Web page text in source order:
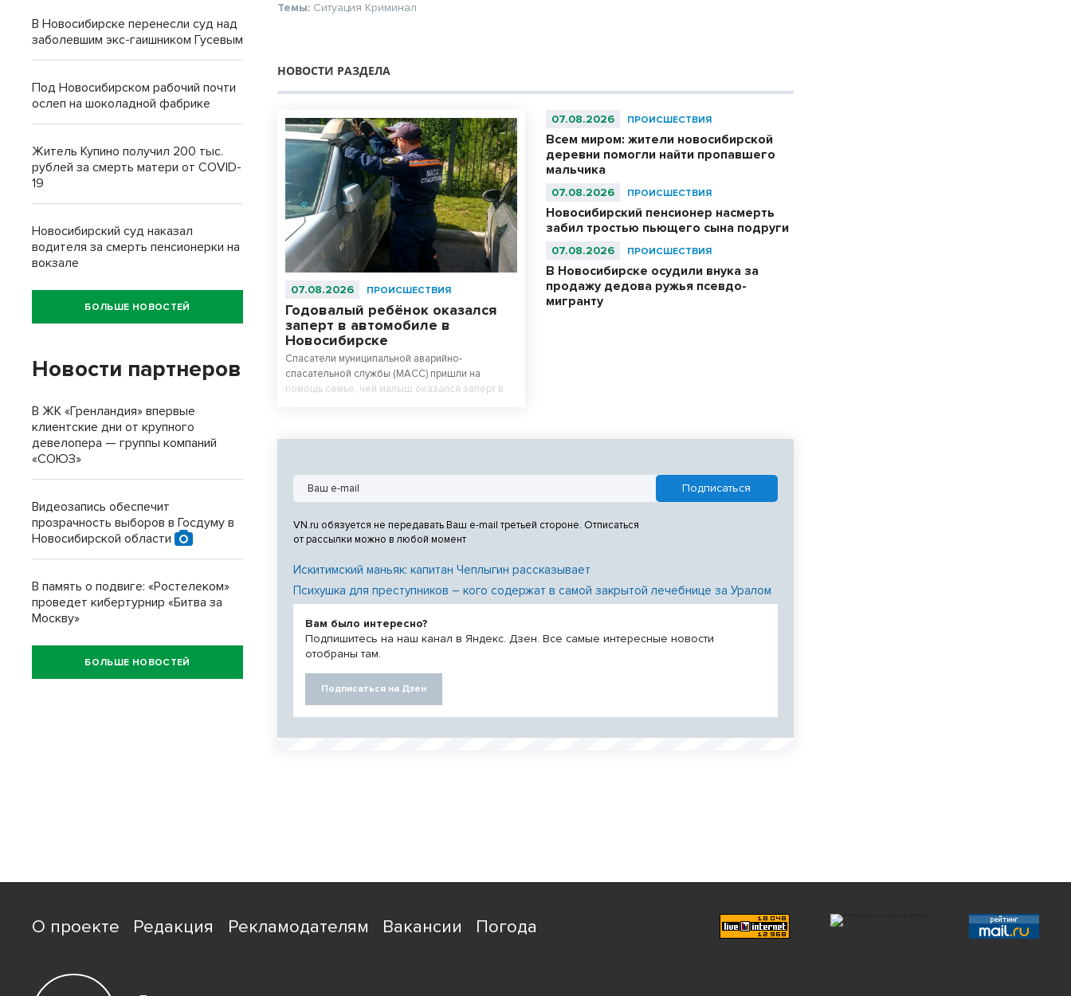
Темы: Ситуация Криминал
НОВОСТИ РАЗДЕЛА
07.08.2026 ПРОИСШЕСТВИЯ
Годовалый ребёнок оказался
заперт в автомобиле в
Новосибирске
Спасатели муниципальной аварийно-
спасательной службы (МАСС) пришли на
помощь семье, чей малыш оказался заперт в
07.08.2026 ПРОИСШЕСТВИЯ
Всем миром: жители новосибирской
деревни помогли найти пропавшего
мальчика
07.08.2026 ПРОИСШЕСТВИЯ
Новосибирский пенсионер насмерть
забил тростью пьющего сына подруги
07.08.2026 ПРОИСШЕСТВИЯ
В Новосибирске осудили внука за
продажу дедова ружья псевдо-
мигранту
VN.ru обязуется не передавать Ваш e-mail третьей стороне. Отписаться
от рассылки можно в любой момент
Искитимский маньяк: капитан Чеплыгин рассказывает
Психушка для преступников – кого содержат в самой закрытой лечебнице за Уралом
Вам было интересно?
Подпишитесь на наш канал в Яндекс. Дзен. Все самые интересные новости
отобраны там.
Подписаться на Дзен
В Новосибирске перенесли суд над
заболевшим экс-гаишником Гусевым
Под Новосибирском рабочий почти
ослеп на шоколадной фабрике
Житель Купино получил 200 тыс.
рублей за смерть матери от COVID-
19
Новосибирский суд наказал
водителя за смерть пенсионерки на
вокзале
БОЛЬШЕ НОВОСТЕЙ
Новости партнеров
В ЖК «Гренландия» впервые
клиентские дни от крупного
девелопера — группы компаний
«СОЮЗ»
Видеозапись обеспечит
прозрачность выборов в Госдуму в
Новосибирской области
В память о подвиге: «Ростелеком»
проведет кибертурнир «Битва за
Москву»
БОЛЬШЕ НОВОСТЕЙ
О проекте Редакция Рекламодателям Вакансии Погода